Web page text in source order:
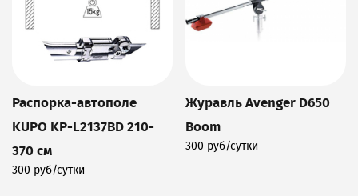
Распорка-автополе
KUPO KP-L2137BD 210-
370 см
300 руб/сутки
Журавль Avenger D650
Boom
300 руб/сутки